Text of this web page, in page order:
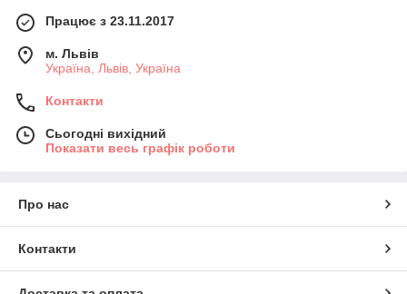
Працює з 23.11.2017
м. Львів
Україна, Львів, Україна
Контакти
Сьогодні вихідний
Показати весь графік роботи
Про нас
Контакти